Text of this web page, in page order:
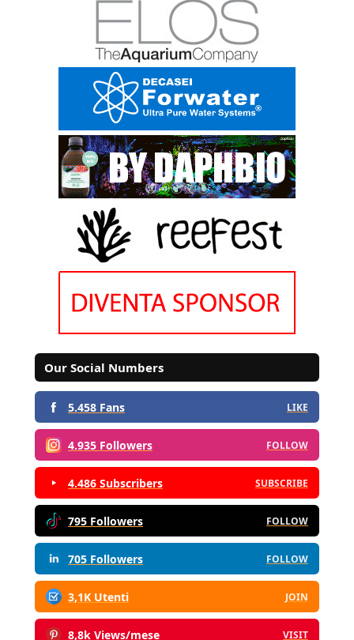
Our Social Numbers
5.458 Fans LIKE
4.935 Followers FOLLOW
4.486 Subscribers SUBSCRIBE
795 Followers FOLLOW
705 Followers FOLLOW
3,1K Utenti JOIN
8,8k Views/mese VISIT